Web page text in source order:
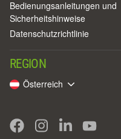
Bedienungsanleitungen und
Sicherheitshinweise
Datenschutzrichtlinie
REGION
Österreich